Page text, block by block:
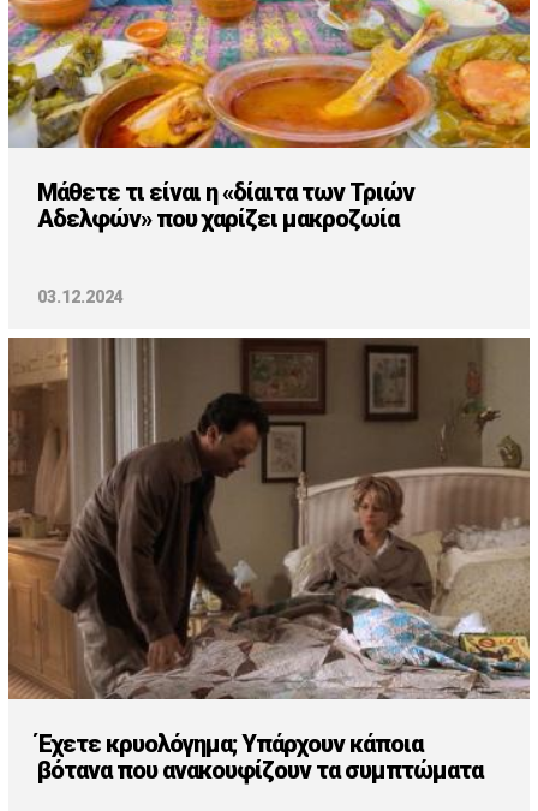
Μάθετε τι είναι η «δίαιτα των Τριών
Αδελφών» που χαρίζει μακροζωία
03.12.2024
Έχετε κρυολόγημα; Υπάρχουν κάποια
βότανα που ανακουφίζουν τα συμπτώματα